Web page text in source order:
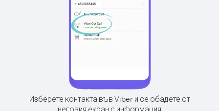
Изберете контакта във Viber и се обадете от
неговия екран с информация